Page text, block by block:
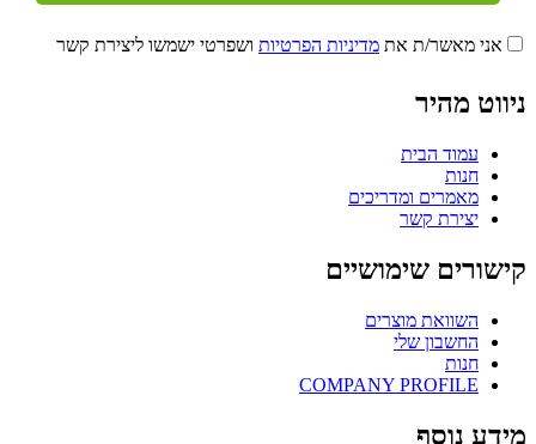
אני מאשר/ת את מדיניות הפרטיות ושפרטי ישמשו ליצירת קשר
ניווט מהיר
עמוד הבית
חנות
מאמרים ומדריכים
יצירת קשר
קישורים שימושיים
השוואת מוצרים
החשבון שלי
חנות
COMPANY PROFILE
מידע נוסף